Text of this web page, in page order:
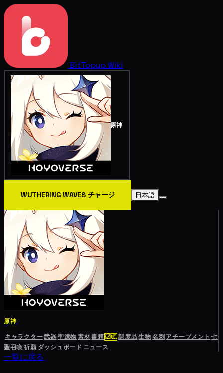
BitTopup Wiki
原神
WUTHERING WAVES チャージ 日本語
原神
キャラクター武器聖遺物素材書籍料理調度品生物名刺 アチーブメント 七
聖召喚祈願 ダッシュボード ニュース
一覧に戻る